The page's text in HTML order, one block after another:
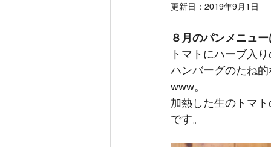
更新日： 2019年9月1日
８月のパンメニュ
トマトにハーブ入
ハンバーグのたね
www。
加熱した生のトマ
です。